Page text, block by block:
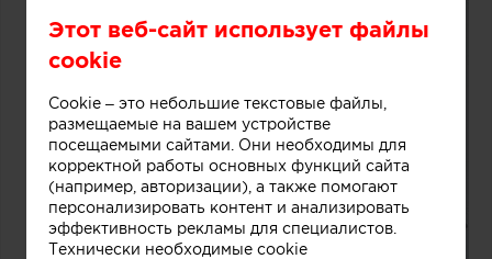
Этот веб-сайт использует файлы
cookie
Cookie – это небольшие текстовые файлы,
размещаемые на вашем устройстве
посещаемыми сайтами. Они необходимы для
корректной работы основных функций сайта
(например, авторизации), а также помогают
персонализировать контент и анализировать
эффективность рекламы для специалистов.
Технически необходимые cookie